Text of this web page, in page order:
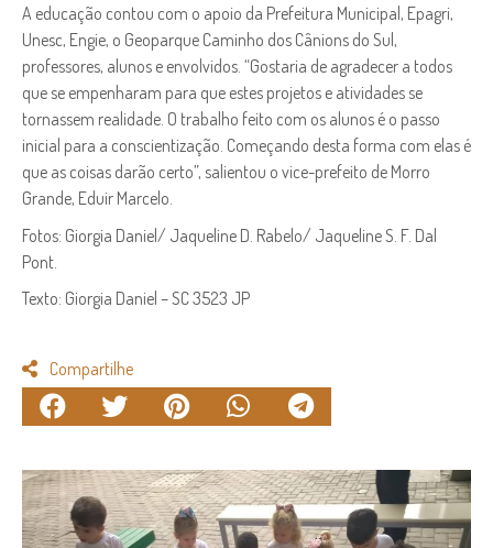
A educação contou com o apoio da Prefeitura Municipal, Epagri,
Unesc, Engie, o Geoparque Caminho dos Cânions do Sul,
professores, alunos e envolvidos. “Gostaria de agradecer a todos
que se empenharam para que estes projetos e atividades se
tornassem realidade. O trabalho feito com os alunos é o passo
inicial para a conscientização. Começando desta forma com elas é
que as coisas darão certo”, salientou o vice-prefeito de Morro
Grande, Eduir Marcelo.
Fotos: Giorgia Daniel/ Jaqueline D. Rabelo/ Jaqueline S. F. Dal
Pont.
Texto: Giorgia Daniel – SC 3523 JP
Compartilhe